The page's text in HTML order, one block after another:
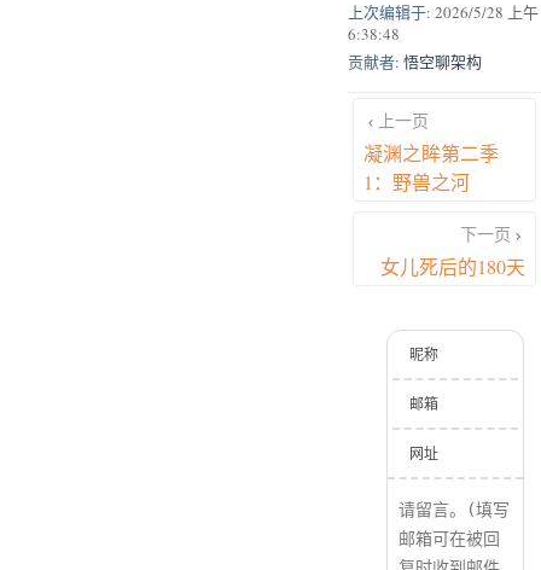
上次编辑于: 2026/5/28 上午
6:38:48
贡献者: 悟空聊架构
上一页
凝渊之眸第二季
1：野兽之河
下一页
女儿死后的180天
昵称
邮箱
网址